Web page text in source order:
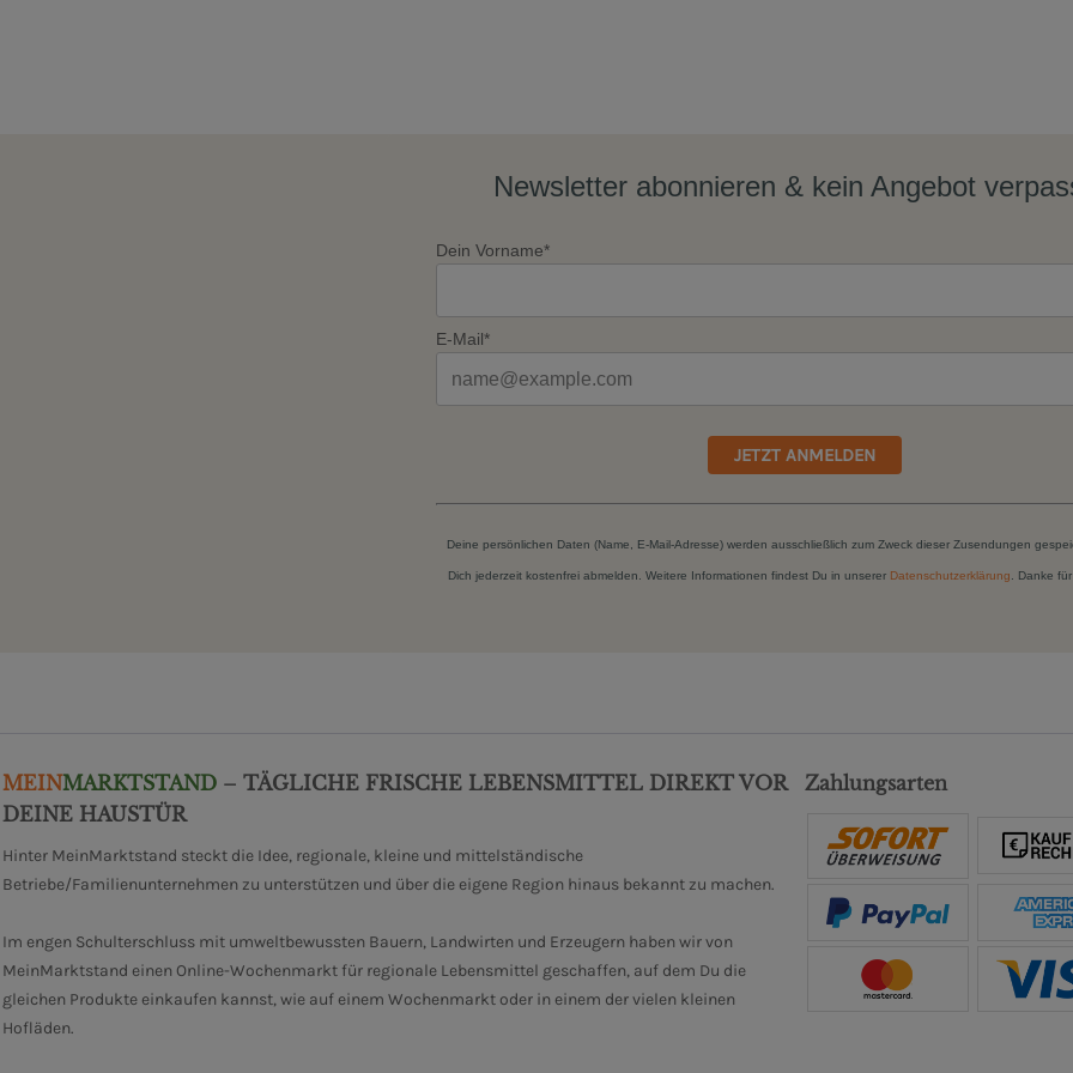
Newsletter abonnieren & kein Angebot
Dein Vorname*
E-Mail*
JETZT ANMELDEN
Deine persönlichen Daten (Name, E-Mail-Adresse) werden ausschließlich zum Zweck dieser Zusendungen
Dich jederzeit kostenfrei abmelden. Weitere Informationen findest Du in unserer Datenschutzerklärung . Danke
MEINMARKTSTAND – TÄGLICHE FRISCHE LEBENSMITTEL DIREKT VOR
DEINE HAUSTÜR
Hinter MeinMarktstand steckt die Idee, regionale, kleine und mittelständische
Betriebe/Familienunternehmen zu unterstützen und über die eigene Region hinaus bekannt zu machen.
Im engen Schulterschluss mit umweltbewussten Bauern, Landwirten und Erzeugern haben wir von
MeinMarktstand einen Online-Wochenmarkt für regionale Lebensmittel geschaffen, auf dem Du die
gleichen Produkte einkaufen kannst, wie auf einem Wochenmarkt oder in einem der vielen kleinen
Hofläden.
Zahlungsarten